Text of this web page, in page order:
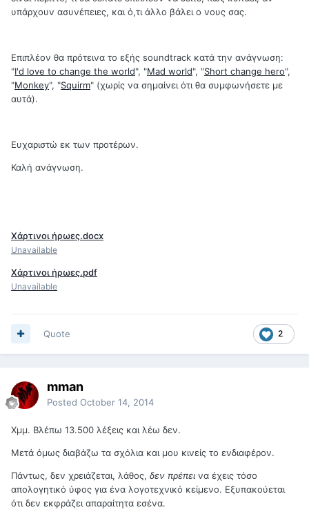
υπάρχουν ασυνέπειες, και ό,τι άλλο βάλει ο νους σας.
Επιπλέον θα πρότεινα το εξής soundtrack κατά την ανάγνωση:
"I'd love to change the world", "Mad world", "Short change hero",
"Monkey", "Squirm" (χωρίς να σημαίνει ότι θα συμφωνήσετε με
αυτά).
Ευχαριστώ εκ των προτέρων.
Καλή ανάγνωση.
Χάρτινοι ήρωες.docx
Unavailable
Χάρτινοι ήρωες.pdf
Unavailable
2
Quote
mman
Posted October 14, 2014
Χμμ. Βλέπω 13.500 λέξεις και λέω δεν.
Μετά όμως διαβάζω τα σχόλια και μου κινείς το ενδιαφέρον.
Πάντως, δεν χρειάζεται, λάθος, δεν πρέπει να έχεις τόσο
απολογητικό ύφος για ένα λογοτεχνικό κείμενο. Εξυπακούεται
ότι δεν εκφράζει απαραίτητα εσένα.